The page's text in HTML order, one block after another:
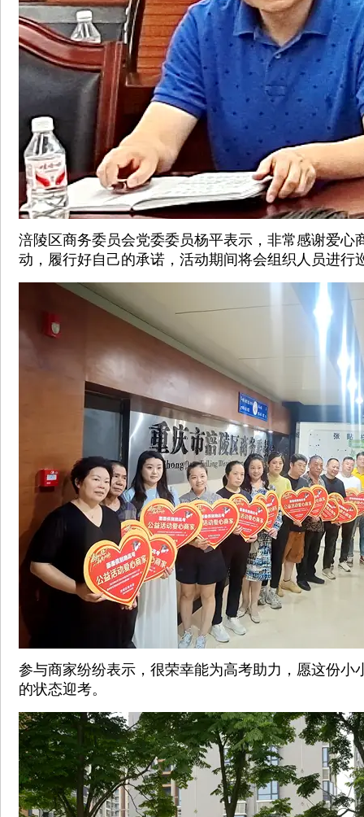
涪陵区商务委员会党委委员杨平表示，非常感谢爱心
动，履行好自己的承诺，活动期间将会组织人员进行
参与商家纷纷表示，很荣幸能为高考助力，愿这份小
的状态迎考。